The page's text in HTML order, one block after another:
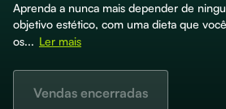
Aprenda a nunca mais depender de
objetivo estético, com uma dieta que
os... Ler mais
Vendas encerradas